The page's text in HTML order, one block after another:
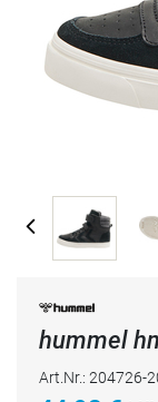
hummel
Art.Nr.: 204726-